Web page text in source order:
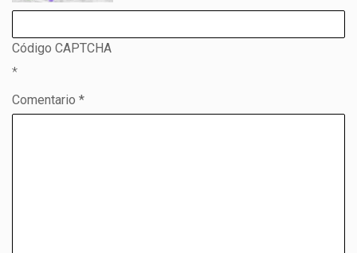
Código CAPTCHA
*
Comentario *